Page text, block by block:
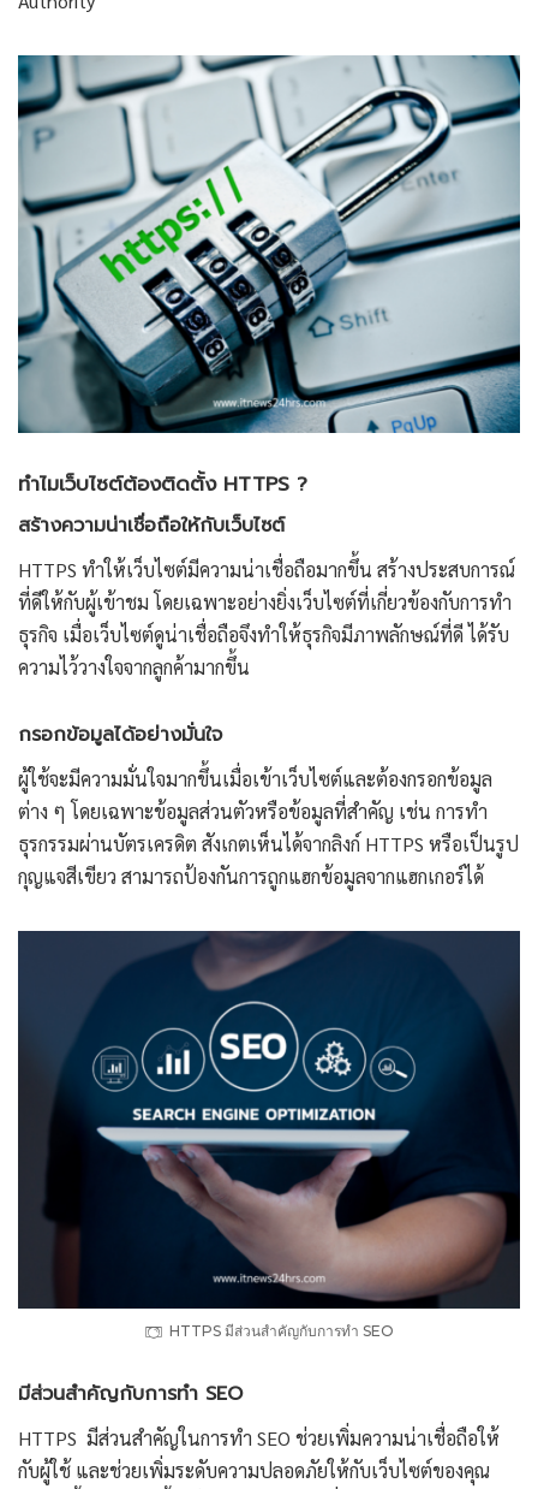
ทำไมเว็บไซต์ต้องติดตั้ง HTTPS ?
สร้างความน่าเชื่อถือให้กับเว็บไซต์
HTTPS ทำให้เว็บไซต์มีความน่าเชื่อถือมากขึ้น สร้างประสบการณ์
ที่ดีให้กับผู้เข้าชม โดยเฉพาะอย่างยิ่งเว็บไซต์ที่เกี่ยวข้องกับการทำ
ธุรกิจ เมื่อเว็บไซต์ดูน่าเชื่อถือจึงทำให้ธุรกิจมีภาพลักษณ์ที่ดี ได้รับ
ความไว้วางใจจากลูกค้ามากขึ้น
กรอกข้อมูลได้อย่างมั่นใจ
ผู้ใช้จะมีความมั่นใจมากขึ้นเมื่อเข้าเว็บไซต์และต้องกรอกข้อมูล
ต่าง ๆ โดยเฉพาะข้อมูลส่วนตัวหรือข้อมูลที่สำคัญ เช่น การทำ
ธุรกรรมผ่านบัตรเครดิต สังเกตเห็นได้จากลิงก์ HTTPS หรือเป็นรูป
กุญแจสีเขียว สามารถป้องกันการถูกแฮกข้อมูลจากแฮกเกอร์ได้
HTTPS มีส่วนสำคัญกับการทำ SEO
มีส่วนสำคัญกับการทำ SEO
HTTPS มีส่วนสำคัญในการทำ SEO ช่วยเพิ่มความน่าเชื่อถือให้
กับผู้ใช้ และช่วยเพิ่มระดับความปลอดภัยให้กับเว็บไซต์ของคุณ